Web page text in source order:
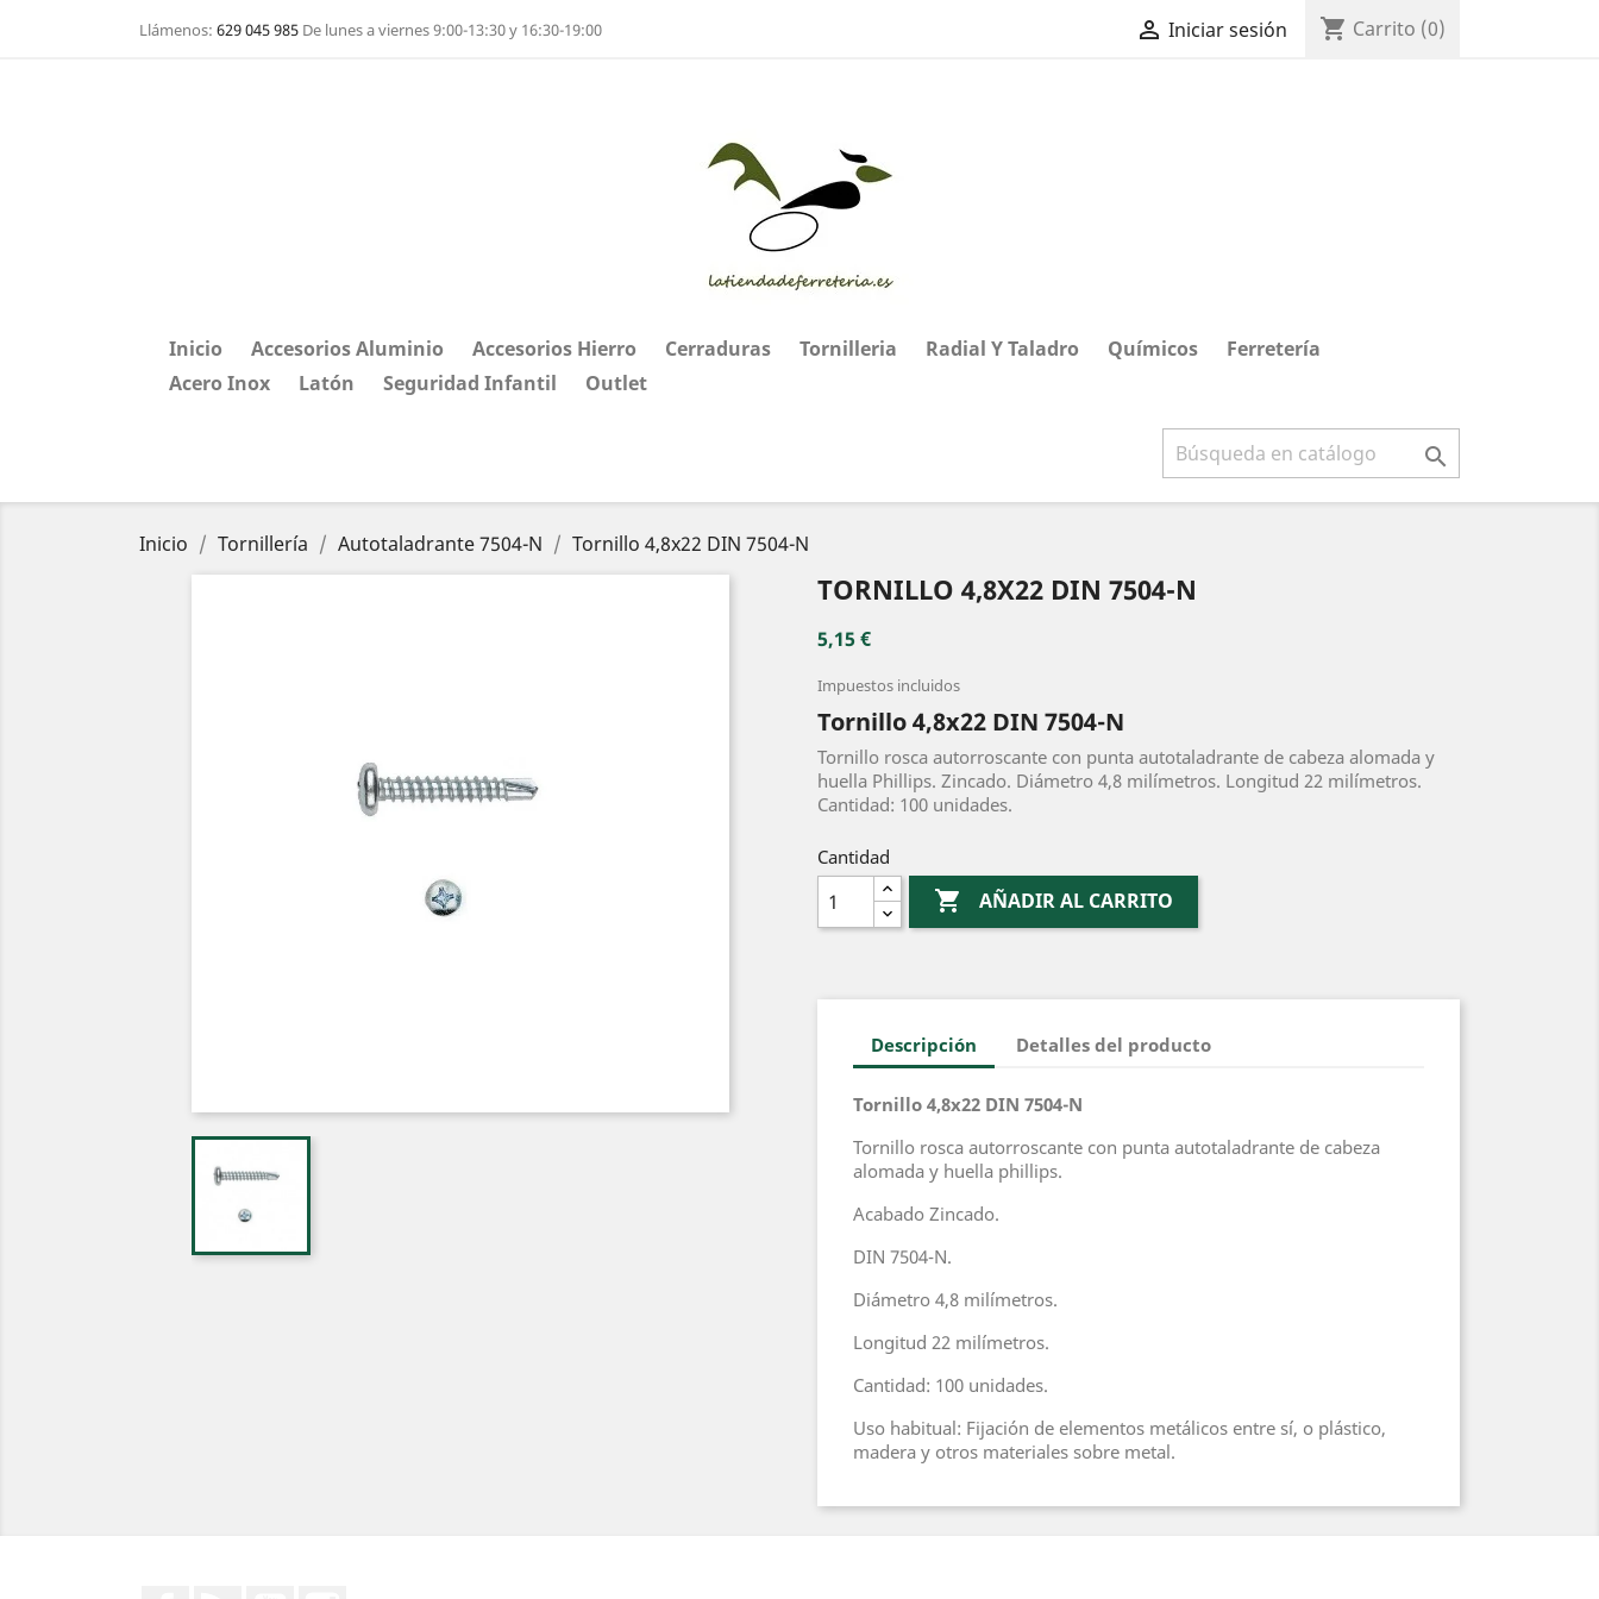
Llámenos: 629 045 985 De lunes a viernes 9:00-13:30 y 16:30-19:00  Iniciar sesión shopping_cart Carrito (0)
Inicio Accesorios Aluminio Accesorios Hierro Cerraduras Tornilleria Radial Y Taladro Químicos
Ferretería
Acero Inox
Latón Seguridad Infantil Outlet

Inicio Tornillería Autotaladrante 7504-N Tornillo 4,8x22 DIN 7504-N
TORNILLO 4,8X22 DIN 7504-N
5,15 €
Impuestos incluidos
Tornillo 4,8x22 DIN 7504-N
Tornillo rosca autorroscante con punta autotaladrante de cabeza alomada y
huella Phillips. Zincado. Diámetro 4,8 milímetros. Longitud 22 milímetros.
Cantidad: 100 unidades.
Cantidad
 AÑADIR AL CARRITO
Descripción Detalles del producto
Tornillo 4,8x22 DIN 7504-N
Tornillo rosca autorroscante con punta autotaladrante de cabeza
alomada y huella phillips.
Acabado Zincado.
DIN 7504-N.
Diámetro 4,8 milímetros.
Longitud 22 milímetros.
Cantidad: 100 unidades.
Uso habitual: Fijación de elementos metálicos entre sí, o plástico,
madera y otros materiales sobre metal.